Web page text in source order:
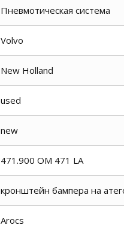
Пневмотическая система
Volvo
New Holland
used
new
471.900 OM 471 LA
кронштейн бампера на
Arocs